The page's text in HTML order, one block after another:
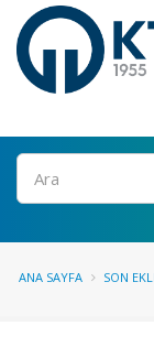
Ara
ANA SAYFA SON